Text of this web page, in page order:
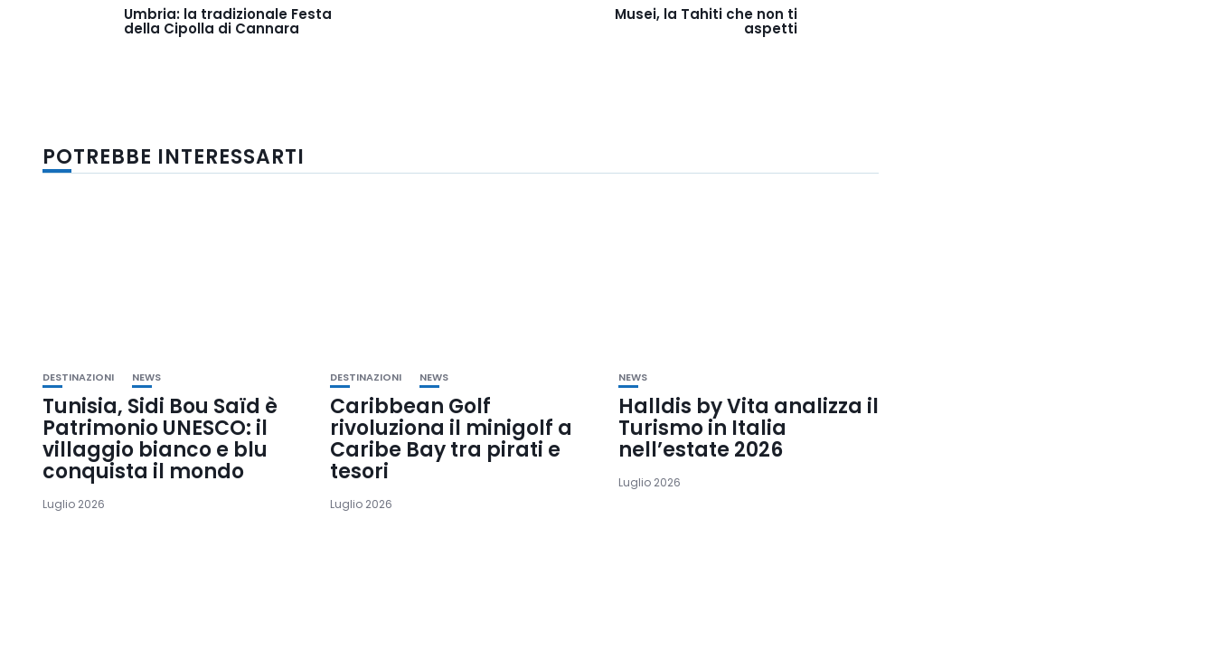
Umbria: la tradizionale Festa
della Cipolla di Cannara
Musei, la Tahiti che non ti
aspetti
POTREBBE INTERESSARTI
DESTINAZIONI NEWS
Tunisia, Sidi Bou Saïd è
Patrimonio UNESCO: il
villaggio bianco e blu
conquista il mondo
Luglio 2026
DESTINAZIONI NEWS
Caribbean Golf
rivoluziona il minigolf a
Caribe Bay tra pirati e
tesori
Luglio 2026
NEWS
Halldis by Vita analizza il
Turismo in Italia
nell’estate 2026
Luglio 2026